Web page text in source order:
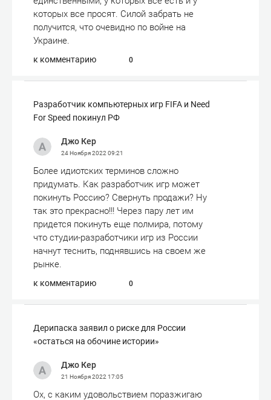
которых все просят. Силой забрать не
получится, что очевидно по войне на
Украине.
к комментарию 0
Разработчик компьютерных игр FIFA и Need
For Speed покинул РФ
Джо Кер
24 Ноября 2022 09:21
Более идиотских терминов сложно
придумать. Как разработчик игр может
покинуть Россию? Свернуть продажи? Ну
так это прекрасно!!! Через пару лет им
придется покинуть еще полмира, потому
что студии-разработчики игр из России
начнут теснить, поднявшись на своем же
рынке.
к комментарию 0
Дерипаска заявил о риске для России
«остаться на обочине истории»
Джо Кер
21 Ноября 2022 17:05
Ох, с каким удовольствием поразжигаю